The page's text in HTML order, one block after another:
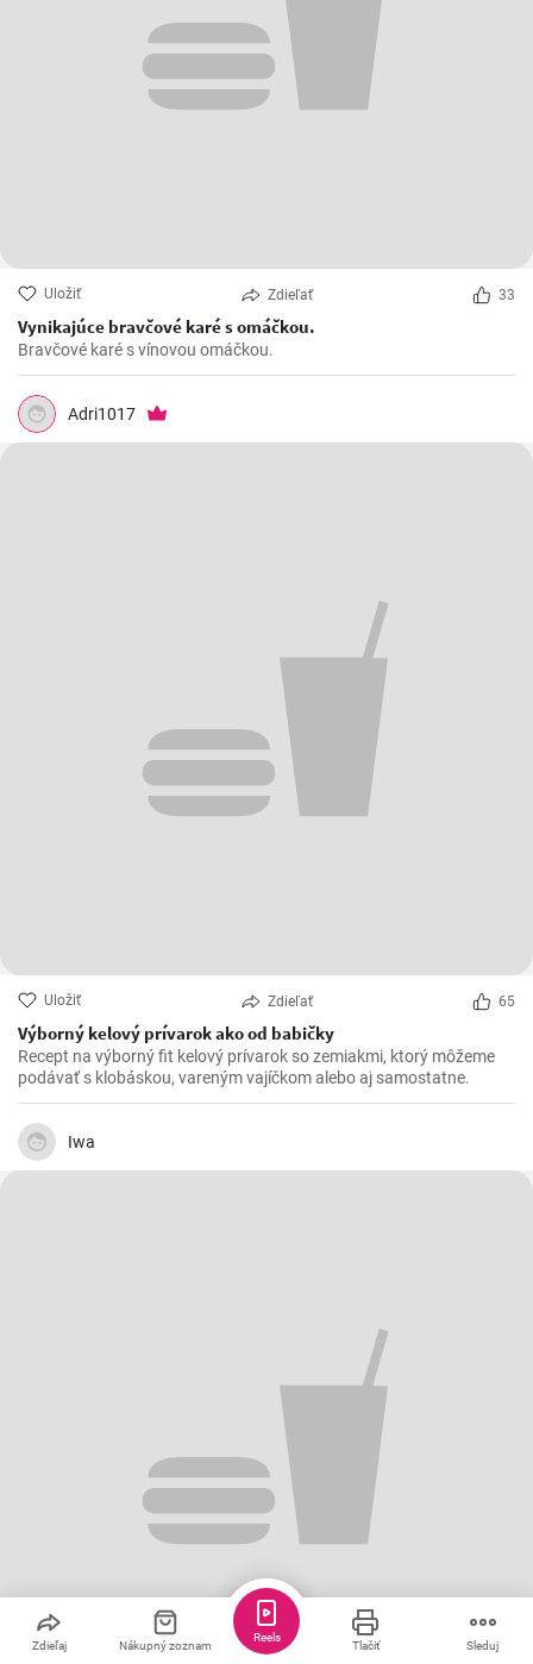
Uložiť Zdieľať 33
Vynikajúce bravčové karé s omáčkou.
Bravčové karé s vínovou omáčkou.
Adri1017
Uložiť Zdieľať 65
Výborný kelový prívarok ako od babičky
Recept na výborný fit kelový prívarok so zemiakmi, ktorý môžeme
podávať s klobáskou, vareným vajíčkom alebo aj samostatne.
Iwa
Zdieľaj Nákupný zoznam Tlačiť Sleduj
Reels